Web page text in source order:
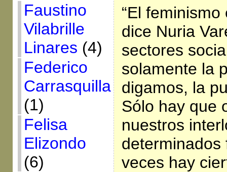
Faustino
Vilabrille
Linares (4)
Federico
Carrasquilla
(1)
Felisa
Elizondo
(6)
“El
dice Nuria
sectores
solamente la
digamos, la
Sólo hay que
nuestros
determinados
veces hay